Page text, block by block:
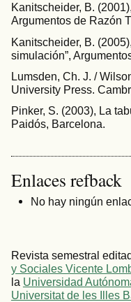
Kanitscheider, B.
Argumentos de Razón
Kanitscheider, B.
simulación”,
Lumsden, Ch. J. /
University Press.
Pinker, S. (2003), La
Paidós, Barcelona.
Enlaces refback
No hay ningún
Revista semestral
y Sociales Vicente
la Universidad
Universitat de les Illes